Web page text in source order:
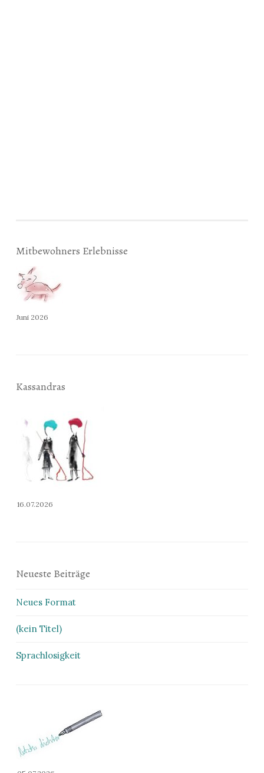
Mitbewohners Erlebnisse
Juni 2026
Kassandras
16.07.2026
Neueste Beiträge
Neues Format
(kein Titel)
Sprachlosigkeit